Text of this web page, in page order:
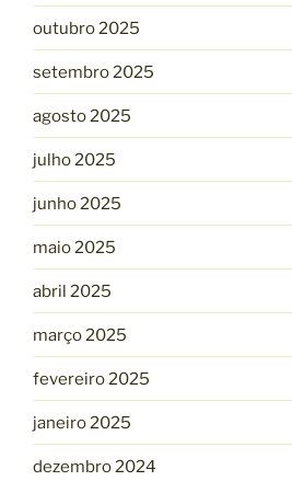
outubro 2025
setembro 2025
agosto 2025
julho 2025
junho 2025
maio 2025
abril 2025
março 2025
fevereiro 2025
janeiro 2025
dezembro 2024